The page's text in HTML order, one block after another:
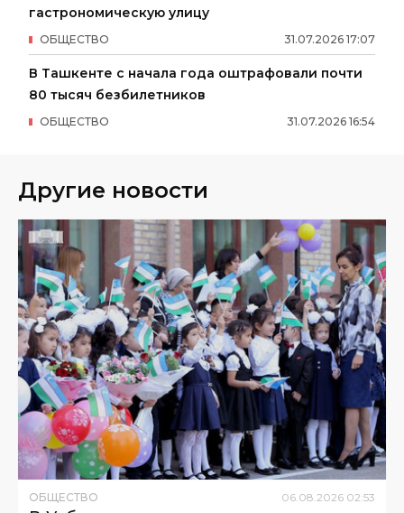
гастрономическую улицу
31.07.2026 17:07
ОБЩЕСТВО
В Ташкенте с начала года оштрафовали почти
80 тысяч безбилетников
31.07.2026 16:54
ОБЩЕСТВО
Другие новости
ОБЩЕСТВО 06.08.2026 02:53